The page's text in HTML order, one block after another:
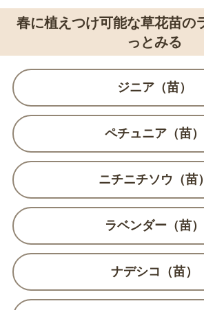
春に植えつけ可能な草花苗の
っとみる
ジニア（苗）
ペチュニア（苗）
ニチニチソウ（苗）
ラベンダー（苗）
ナデシコ（苗）